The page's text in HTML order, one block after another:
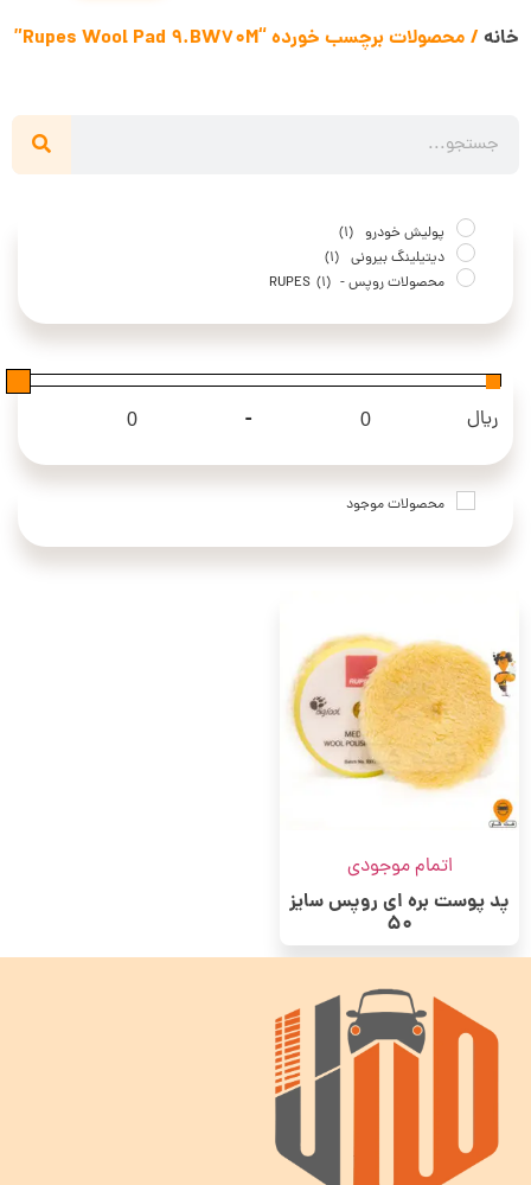
خانه / محصولات برچسب خورده “Rupes Wool Pad 9.BW70M”
پولیش خودرو (1)
دیتیلینگ بیرونی (1)
محصولات روپس - RUPES (1)
ریال Minimum Price
-
Maximum Price
محصولات موجود
اتمام موجودی
پد پوست بره ای روپس سایز
50